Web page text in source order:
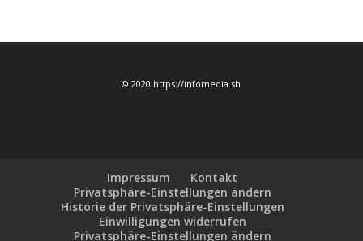
© 2020 https://infomedia.sh
Impressum
Kontakt
Privatsphäre-Einstellungen ändern
Historie der Privatsphäre-Einstellungen
Einwilligungen widerrufen
Privatsphäre-Einstellungen ändern